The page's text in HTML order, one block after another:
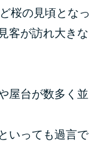
桜の見頃となっ
客が訪れ大きな
屋台が数多く並
いっても過言で